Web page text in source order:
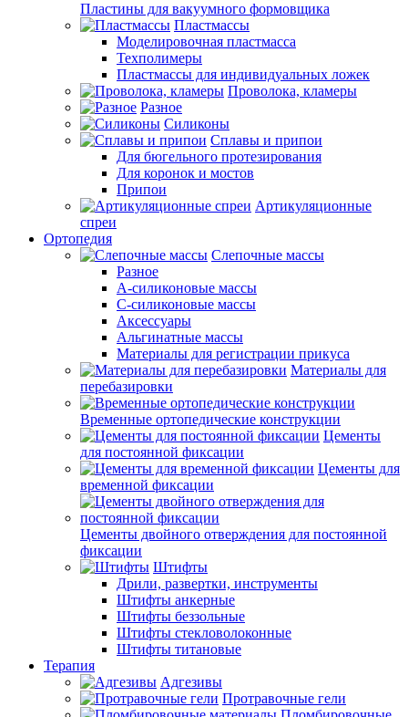
Пластины для вакуумного формовщика
Пластмассы
Моделировочная пластмасса
Техполимеры
Пластмассы для индивидуальных ложек
Проволока, кламеры
Разное
Силиконы
Сплавы и припои
Для бюгельного протезирования
Для коронок и мостов
Припои
Артикуляционные
спреи
Ортопедия
Слепочные массы
Разное
А-силиконовые массы
С-силиконовые массы
Аксессуары
Альгинатные массы
Материалы для регистрации прикуса
Материалы для
перебазировки
Временные ортопедические конструкции
Цементы
для постоянной фиксации
Цементы для
временной фиксации
Цементы двойного отверждения для постоянной
фиксации
Штифты
Дрили, развертки, инструменты
Штифты анкерные
Штифты беззольные
Штифты стекловолоконные
Штифты титановые
Терапия
Адгезивы
Протравочные гели